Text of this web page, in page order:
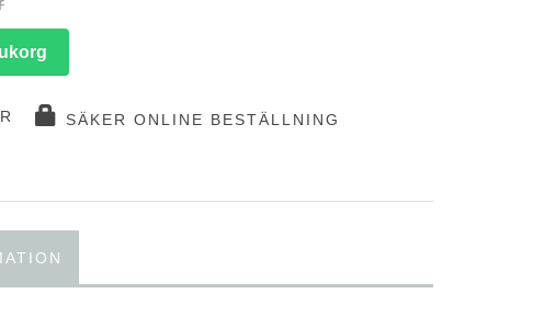
SÄKER ONLINE BESTÄLLNING